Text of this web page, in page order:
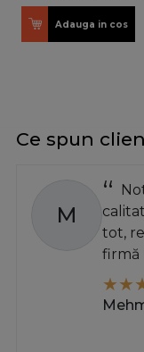
Adauga in cos
Ce spun
M
tot,
firmă